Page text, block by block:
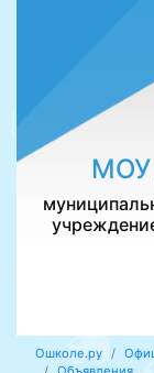
МОУ
Ошколе.ру